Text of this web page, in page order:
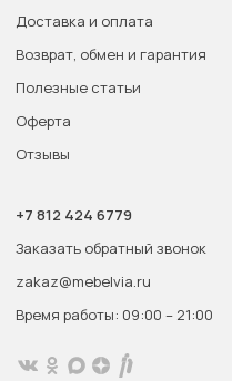
Доставка и оплата
Возврат, обмен и гарантия
Полезные статьи
Оферта
Отзывы
+7 812 424 6779
Заказать обратный звонок
zakaz@mebelvia.ru
Время работы: 09:00 – 21:00